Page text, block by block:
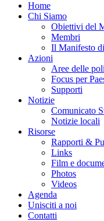
Home
Chi Siamo
Obiettivi del
Membri
Il Manifesto
Azioni
Aree delle
Focus per
Supporti
Notizie
Comunicato
Notizie locali
Risorse
Rapporti &
Links
Film e
Photos
Videos
Agenda
Unisciti a noi
Contatti